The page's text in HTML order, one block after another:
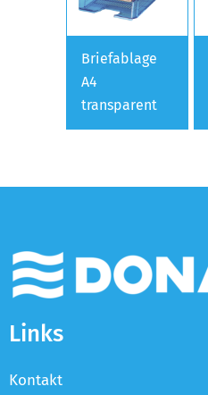
Briefablage
A4
transparent
Links
Kontakt